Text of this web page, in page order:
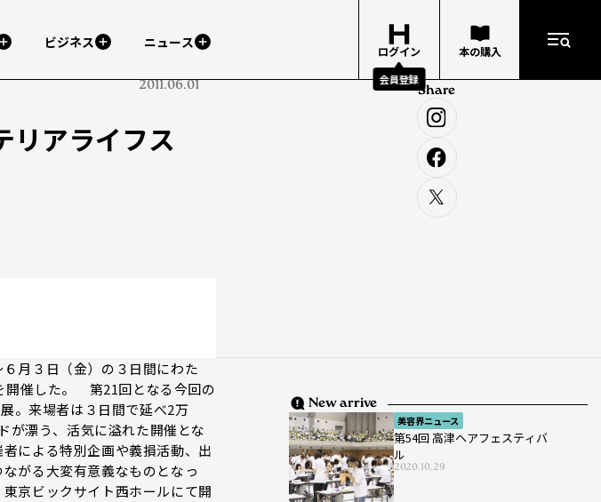
ビジネス ニュース
ログイン
会員登録
本の購入
2011.06.01
アライフス
Share
月３日（金）の３日間にわた
開催した。 第21回となる今回の
。来場者は３日間で延べ2万
が漂う、活気に溢れた開催とな
による特別企画や義損活動、出
がる大変有意義なものとなっ
京ビックサイト西ホールにて開
New arrive
美容界ニュース
第54回 高津ヘアフェスティバ
ル
2020.10.29